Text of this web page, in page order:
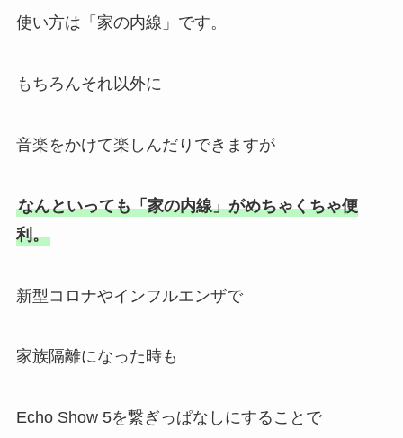
使い方は「家の内線」です。
もちろんそれ以外に
音楽をかけて楽しんだりできますが
なんといっても「家の内線」がめちゃくちゃ便
利。
新型コロナやインフルエンザで
家族隔離になった時も
Echo Show 5を繋ぎっぱなしにすることで